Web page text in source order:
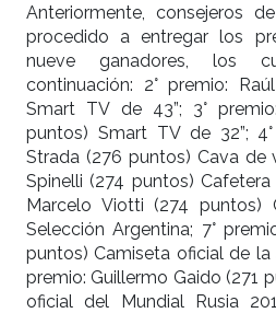
Anteriormente, consejeros
procedido a entregar los
nueve ganadores, los
continuación: 2° premio:
Smart TV de 43”; 3°
puntos) Smart TV de 32”;
Strada (276 puntos) Cava de
Spinelli (274 puntos)
Marcelo Viotti (274 puntos)
Selección Argentina; 7°
puntos) Camiseta oficial de la
premio: Guillermo Gaido (271
oficial del Mundial Rusia